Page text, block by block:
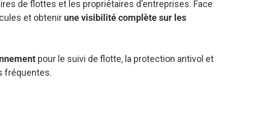
de flottes et les propriétaires d'entreprises. Face
et obtenir une visibilité complète sur les
pour le suivi de flotte, la protection antivol et
fréquentes.